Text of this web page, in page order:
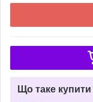
Що таке